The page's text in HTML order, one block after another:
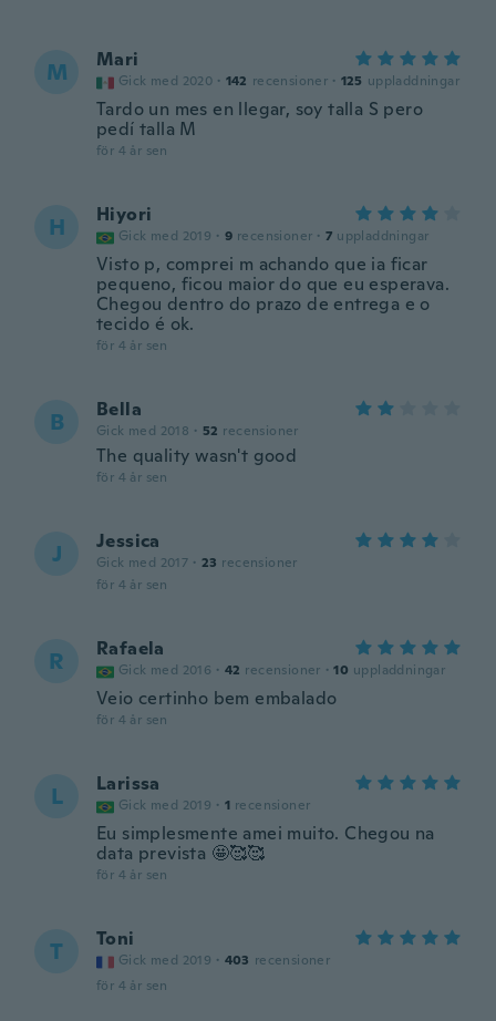
M Mari
Gick med 2020 · 142 recensioner · 125 uppladdningar
Tardo un mes en llegar, soy talla S pero
pedí talla M
för 4 år sen
H Hiyori
Gick med 2019 · 9 recensioner · 7 uppladdningar
Visto p, comprei m achando que ia ficar
pequeno, ficou maior do que eu esperava.
Chegou dentro do prazo de entrega e o
tecido é ok.
för 4 år sen
B Bella
Gick med 2018 · 52 recensioner
The quality wasn't good
för 4 år sen
J Jessica
Gick med 2017 · 23 recensioner
för 4 år sen
R Rafaela
Gick med 2016 · 42 recensioner · 10 uppladdningar
Veio certinho bem embalado
för 4 år sen
L Larissa
Gick med 2019 · 1 recensioner
Eu simplesmente amei muito. Chegou na
data prevista 🤩🥰🥰
för 4 år sen
T Toni
Gick med 2019 · 403 recensioner
för 4 år sen